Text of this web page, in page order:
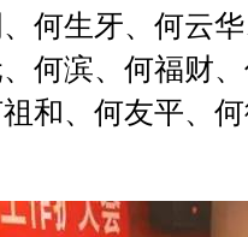
何生牙、何云
何滨、何福财
和、何友平、